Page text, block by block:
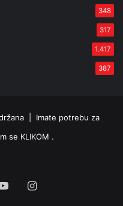
348
317
1.417
387
| Imate potrebu za
se KLIKOM .
YouTubeInstagram